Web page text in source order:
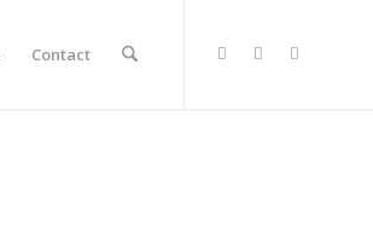
Contact